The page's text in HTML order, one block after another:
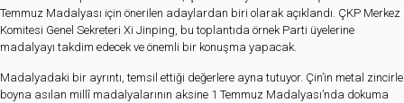
Temmuz Madalyası için önerilen adaylardan biri olarak açıklandı. ÇKP Merkez
Komitesi Genel Sekreteri Xi Jinping, bu toplantıda örnek Parti üyelerine
madalyayı takdim edecek ve önemli bir konuşma yapacak.
Madalyadaki bir ayrıntı, temsil ettiği değerlere ayna tutuyor. Çin’in metal zincirle
boyna asılan millî madalyalarının aksine 1 Temmuz Madalyası’nda dokuma